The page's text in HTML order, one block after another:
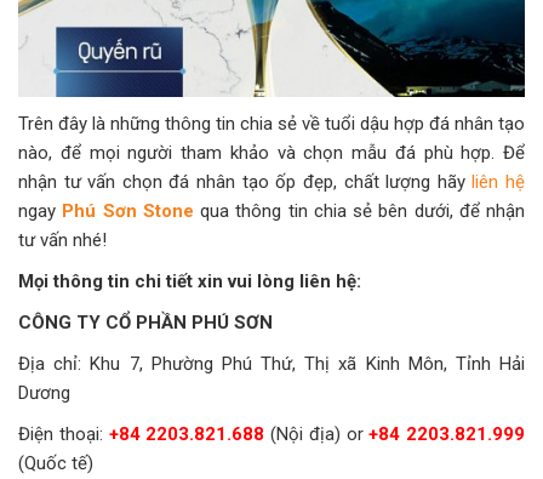
Trên đây là những thông tin chia sẻ về tuổi dậu hợp đá nhân tạo
nào, để mọi người tham khảo và chọn mẫu đá phù hợp. Để
nhận tư vấn chọn đá nhân tạo ốp đẹp, chất lượng hãy liên hệ
ngay Phú Sơn Stone qua thông tin chia sẻ bên dưới, để nhận
tư vấn nhé!
Mọi thông tin chi tiết xin vui lòng liên hệ:
CÔNG TY CỔ PHẦN PHÚ SƠN
Địa chỉ: Khu 7, Phường Phú Thứ, Thị xã Kinh Môn, Tỉnh Hải
Dương
Điện thoại: +84 2203.821.688 (Nội địa) or+84 2203.821.999
(Quốc tế)